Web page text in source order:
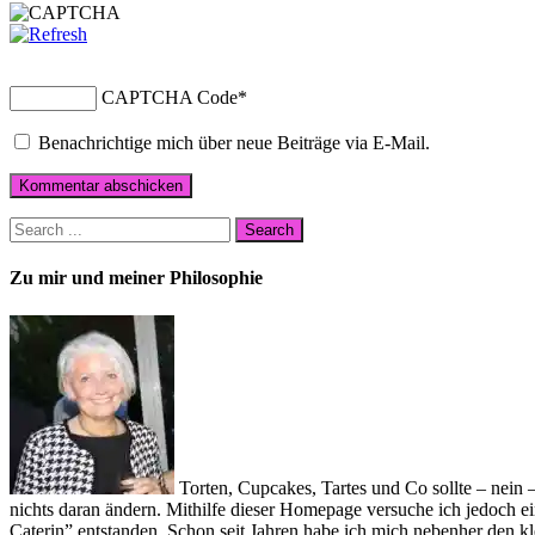
CAPTCHA Code*
Benachrichtige mich über neue Beiträge via E-Mail.
Zu mir und meiner Philosophie
Torten, Cupcakes, Tartes und Co sollte – nein
nichts daran ändern. Mithilfe dieser Homepage versuche ich jedoch
Caterin” entstanden. Schon seit Jahren habe ich mich nebenher